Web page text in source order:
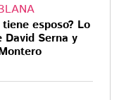
esposo? Lo
David Serna y